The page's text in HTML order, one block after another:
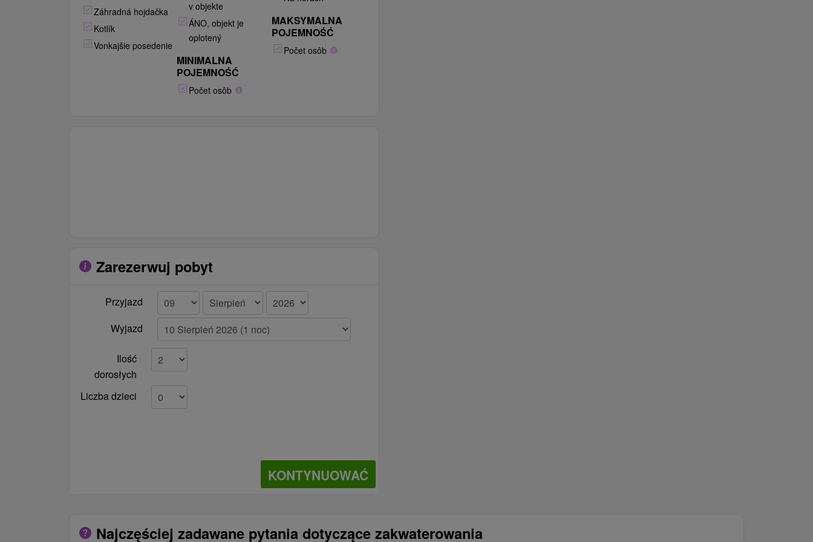
Záhradná hojdačka
Kotlík
Vonkajšie posedenie
v objekte
ÁNO, objekt je
oplotený
MINIMALNA
POJEMNOŚĆ
Počet osôb
MAKSYMALNA
POJEMNOŚĆ
Počet osôb
Zarezerwuj pobyt
Przyjazd
Wyjazd
Ilość
dorosłych
Liczba dzieci
KONTYNUOWAĆ
Najczęściej zadawane pytania dotyczące zakwaterowania